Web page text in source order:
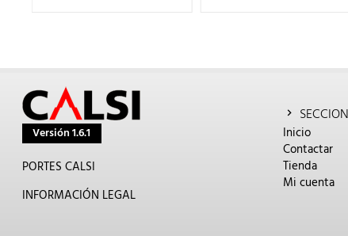
Versión 1.6.1
PORTES CALSI
INFORMACIÓN LEGAL
Inicio
Contactar
Tienda
Mi cuenta